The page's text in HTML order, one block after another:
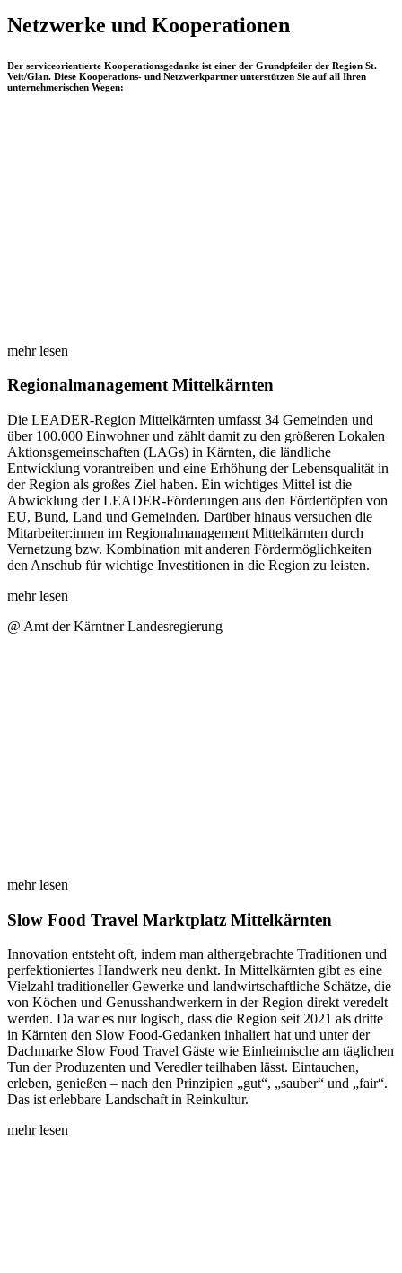
Netzwerke und Kooperationen
Der serviceorientierte Kooperationsgedanke ist einer der Grundpfeiler der Region St.
Veit/Glan. Diese Kooperations- und Netzwerkpartner unterstützen Sie auf all Ihren
unternehmerischen Wegen:
mehr lesen
Regionalmanagement Mittelkärnten
Die LEADER-Region Mittelkärnten umfasst 34 Gemeinden und
über 100.000 Einwohner und zählt damit zu den größeren Lokalen
Aktionsgemeinschaften (LAGs) in Kärnten, die ländliche
Entwicklung vorantreiben und eine Erhöhung der Lebensqualität in
der Region als großes Ziel haben. Ein wichtiges Mittel ist die
Abwicklung der LEADER-Förderungen aus den Fördertöpfen von
EU, Bund, Land und Gemeinden. Darüber hinaus versuchen die
Mitarbeiter:innen im Regionalmanagement Mittelkärnten durch
Vernetzung bzw. Kombination mit anderen Fördermöglichkeiten
den Anschub für wichtige Investitionen in die Region zu leisten.
mehr lesen
@ Amt der Kärntner Landesregierung
mehr lesen
Slow Food Travel Marktplatz Mittelkärnten
Innovation entsteht oft, indem man althergebrachte Traditionen und
perfektioniertes Handwerk neu denkt. In Mittelkärnten gibt es eine
Vielzahl traditioneller Gewerke und landwirtschaftliche Schätze, die
von Köchen und Genusshandwerkern in der Region direkt veredelt
werden. Da war es nur logisch, dass die Region seit 2021 als dritte
in Kärnten den Slow Food-Gedanken inhaliert hat und unter der
Dachmarke Slow Food Travel Gäste wie Einheimische am täglichen
Tun der Produzenten und Veredler teilhaben lässt. Eintauchen,
erleben, genießen – nach den Prinzipien „gut“, „sauber“ und „fair“.
Das ist erlebbare Landschaft in Reinkultur.
mehr lesen